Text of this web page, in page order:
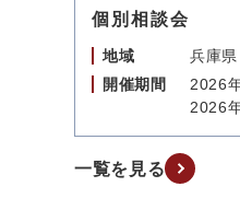
個別相談会
地域
兵庫県
開催期間
2026
2026
一覧を見る